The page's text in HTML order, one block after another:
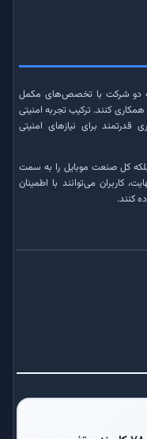
دو شرکت با تخصص‌های مکمل
همکاری کنند. ترکیب تجربه امنیتی
قدرتمند برای نیازهای امنیتی
کل صنعت موبایل را به سمت
کاربران می‌توانند با اطمینان
کنند.